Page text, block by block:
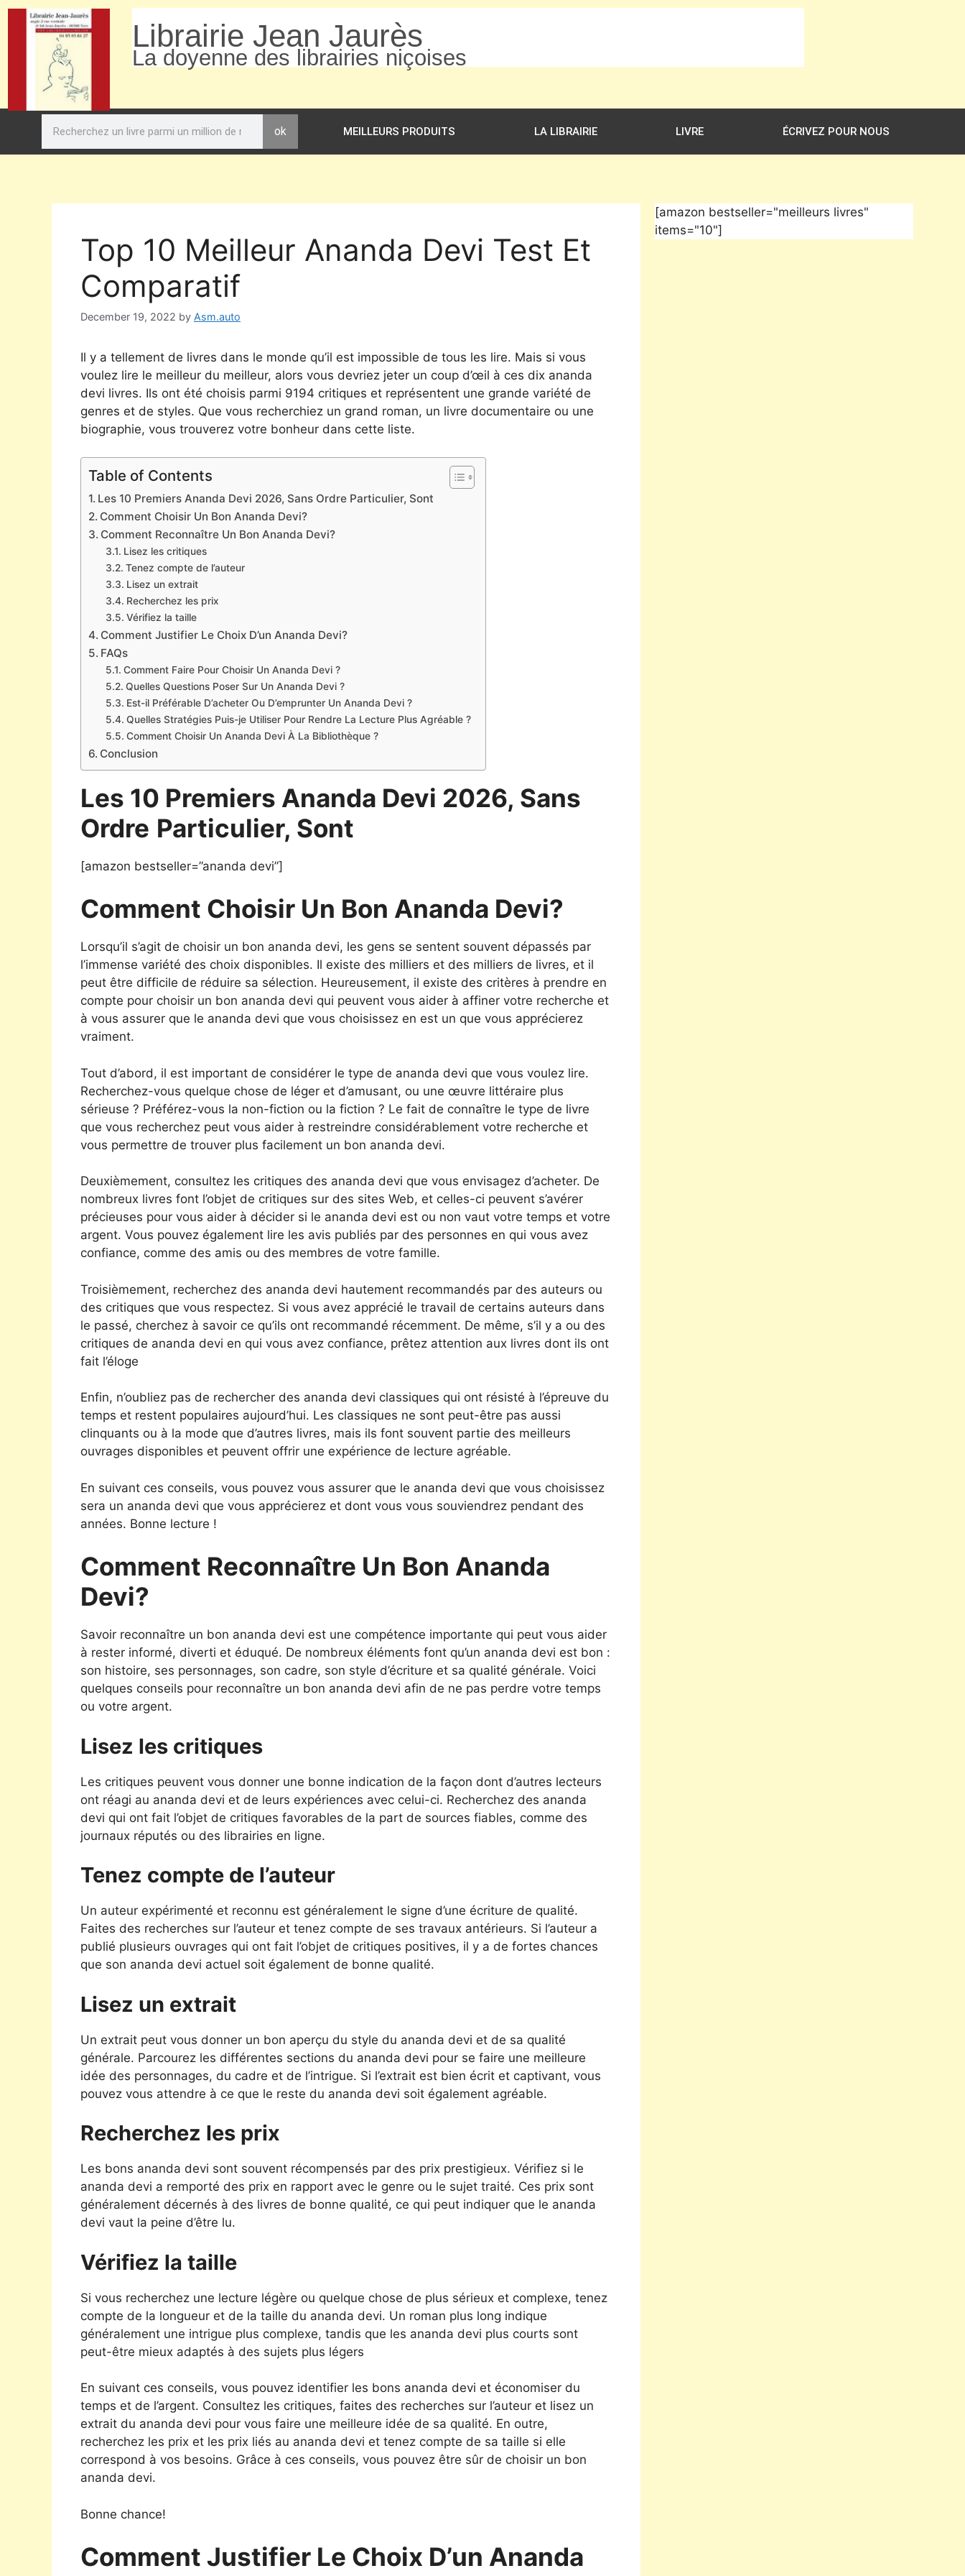
Librairie Jean Jaurès
La doyenne des librairies niçoises
ok MEILLEURS PRODUITS LA LIBRAIRIE LIVRE ÉCRIVEZ POUR NOUS
Top 10 Meilleur Ananda Devi Test Et
Comparatif
December 19, 2022 by Asm.auto
Il y a tellement de livres dans le monde qu’il est impossible de tous les lire. Mais si vous
voulez lire le meilleur du meilleur, alors vous devriez jeter un coup d’œil à ces dix ananda
devi livres. Ils ont été choisis parmi 9194 critiques et représentent une grande variété de
genres et de styles. Que vous recherchiez un grand roman, un livre documentaire ou une
biographie, vous trouverez votre bonheur dans cette liste.
Table of Contents
Les 10 Premiers Ananda Devi 2026, Sans Ordre Particulier, Sont
Comment Choisir Un Bon Ananda Devi?
Comment Reconnaître Un Bon Ananda Devi?
Lisez les critiques
Tenez compte de l’auteur
Lisez un extrait
Recherchez les prix
Vérifiez la taille
Comment Justifier Le Choix D’un Ananda Devi?
FAQs
Comment Faire Pour Choisir Un Ananda Devi ?
Quelles Questions Poser Sur Un Ananda Devi ?
Est-il Préférable D’acheter Ou D’emprunter Un Ananda Devi ?
Quelles Stratégies Puis-je Utiliser Pour Rendre La Lecture Plus Agréable ?
Comment Choisir Un Ananda Devi À La Bibliothèque ?
Conclusion
Les 10 Premiers Ananda Devi 2026, Sans
Ordre Particulier, Sont
[amazon bestseller=”ananda devi”]
Comment Choisir Un Bon Ananda Devi?
Lorsqu’il s’agit de choisir un bon ananda devi, les gens se sentent souvent dépassés par
l’immense variété des choix disponibles. Il existe des milliers et des milliers de livres, et il
peut être difficile de réduire sa sélection. Heureusement, il existe des critères à prendre en
compte pour choisir un bon ananda devi qui peuvent vous aider à affiner votre recherche et
à vous assurer que le ananda devi que vous choisissez en est un que vous apprécierez
vraiment.
Tout d’abord, il est important de considérer le type de ananda devi que vous voulez lire.
Recherchez-vous quelque chose de léger et d’amusant, ou une œuvre littéraire plus
sérieuse ? Préférez-vous la non-fiction ou la fiction ? Le fait de connaître le type de livre
que vous recherchez peut vous aider à restreindre considérablement votre recherche et
vous permettre de trouver plus facilement un bon ananda devi.
Deuxièmement, consultez les critiques des ananda devi que vous envisagez d’acheter. De
nombreux livres font l’objet de critiques sur des sites Web, et celles-ci peuvent s’avérer
précieuses pour vous aider à décider si le ananda devi est ou non vaut votre temps et votre
argent. Vous pouvez également lire les avis publiés par des personnes en qui vous avez
confiance, comme des amis ou des membres de votre famille.
Troisièmement, recherchez des ananda devi hautement recommandés par des auteurs ou
des critiques que vous respectez. Si vous avez apprécié le travail de certains auteurs dans
le passé, cherchez à savoir ce qu’ils ont recommandé récemment. De même, s’il y a ou des
critiques de ananda devi en qui vous avez confiance, prêtez attention aux livres dont ils ont
fait l’éloge
Enfin, n’oubliez pas de rechercher des ananda devi classiques qui ont résisté à l’épreuve du
temps et restent populaires aujourd’hui. Les classiques ne sont peut-être pas aussi
clinquants ou à la mode que d’autres livres, mais ils font souvent partie des meilleurs
ouvrages disponibles et peuvent offrir une expérience de lecture agréable.
En suivant ces conseils, vous pouvez vous assurer que le ananda devi que vous choisissez
sera un ananda devi que vous apprécierez et dont vous vous souviendrez pendant des
années. Bonne lecture !
Comment Reconnaître Un Bon Ananda
Devi?
Savoir reconnaître un bon ananda devi est une compétence importante qui peut vous aider
à rester informé, diverti et éduqué. De nombreux éléments font qu’un ananda devi est bon :
son histoire, ses personnages, son cadre, son style d’écriture et sa qualité générale. Voici
quelques conseils pour reconnaître un bon ananda devi afin de ne pas perdre votre temps
ou votre argent.
Lisez les critiques
Les critiques peuvent vous donner une bonne indication de la façon dont d’autres lecteurs
ont réagi au ananda devi et de leurs expériences avec celui-ci. Recherchez des ananda
devi qui ont fait l’objet de critiques favorables de la part de sources fiables, comme des
journaux réputés ou des librairies en ligne.
Tenez compte de l’auteur
Un auteur expérimenté et reconnu est généralement le signe d’une écriture de qualité.
Faites des recherches sur l’auteur et tenez compte de ses travaux antérieurs. Si l’auteur a
publié plusieurs ouvrages qui ont fait l’objet de critiques positives, il y a de fortes chances
que son ananda devi actuel soit également de bonne qualité.
Lisez un extrait
Un extrait peut vous donner un bon aperçu du style du ananda devi et de sa qualité
générale. Parcourez les différentes sections du ananda devi pour se faire une meilleure
idée des personnages, du cadre et de l’intrigue. Si l’extrait est bien écrit et captivant, vous
pouvez vous attendre à ce que le reste du ananda devi soit également agréable.
Recherchez les prix
Les bons ananda devi sont souvent récompensés par des prix prestigieux. Vérifiez si le
ananda devi a remporté des prix en rapport avec le genre ou le sujet traité. Ces prix sont
généralement décernés à des livres de bonne qualité, ce qui peut indiquer que le ananda
devi vaut la peine d’être lu.
Vérifiez la taille
Si vous recherchez une lecture légère ou quelque chose de plus sérieux et complexe, tenez
compte de la longueur et de la taille du ananda devi. Un roman plus long indique
généralement une intrigue plus complexe, tandis que les ananda devi plus courts sont
peut-être mieux adaptés à des sujets plus légers
En suivant ces conseils, vous pouvez identifier les bons ananda devi et économiser du
temps et de l’argent. Consultez les critiques, faites des recherches sur l’auteur et lisez un
extrait du ananda devi pour vous faire une meilleure idée de sa qualité. En outre,
recherchez les prix et les prix liés au ananda devi et tenez compte de sa taille si elle
correspond à vos besoins. Grâce à ces conseils, vous pouvez être sûr de choisir un bon
ananda devi.
Bonne chance!
Comment Justifier Le Choix D’un Ananda
[amazon bestseller="meilleurs livres"
items="10"]